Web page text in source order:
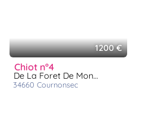
1200 €
chiot n°4
De La Foret De Montmaure
34660 cournonsec